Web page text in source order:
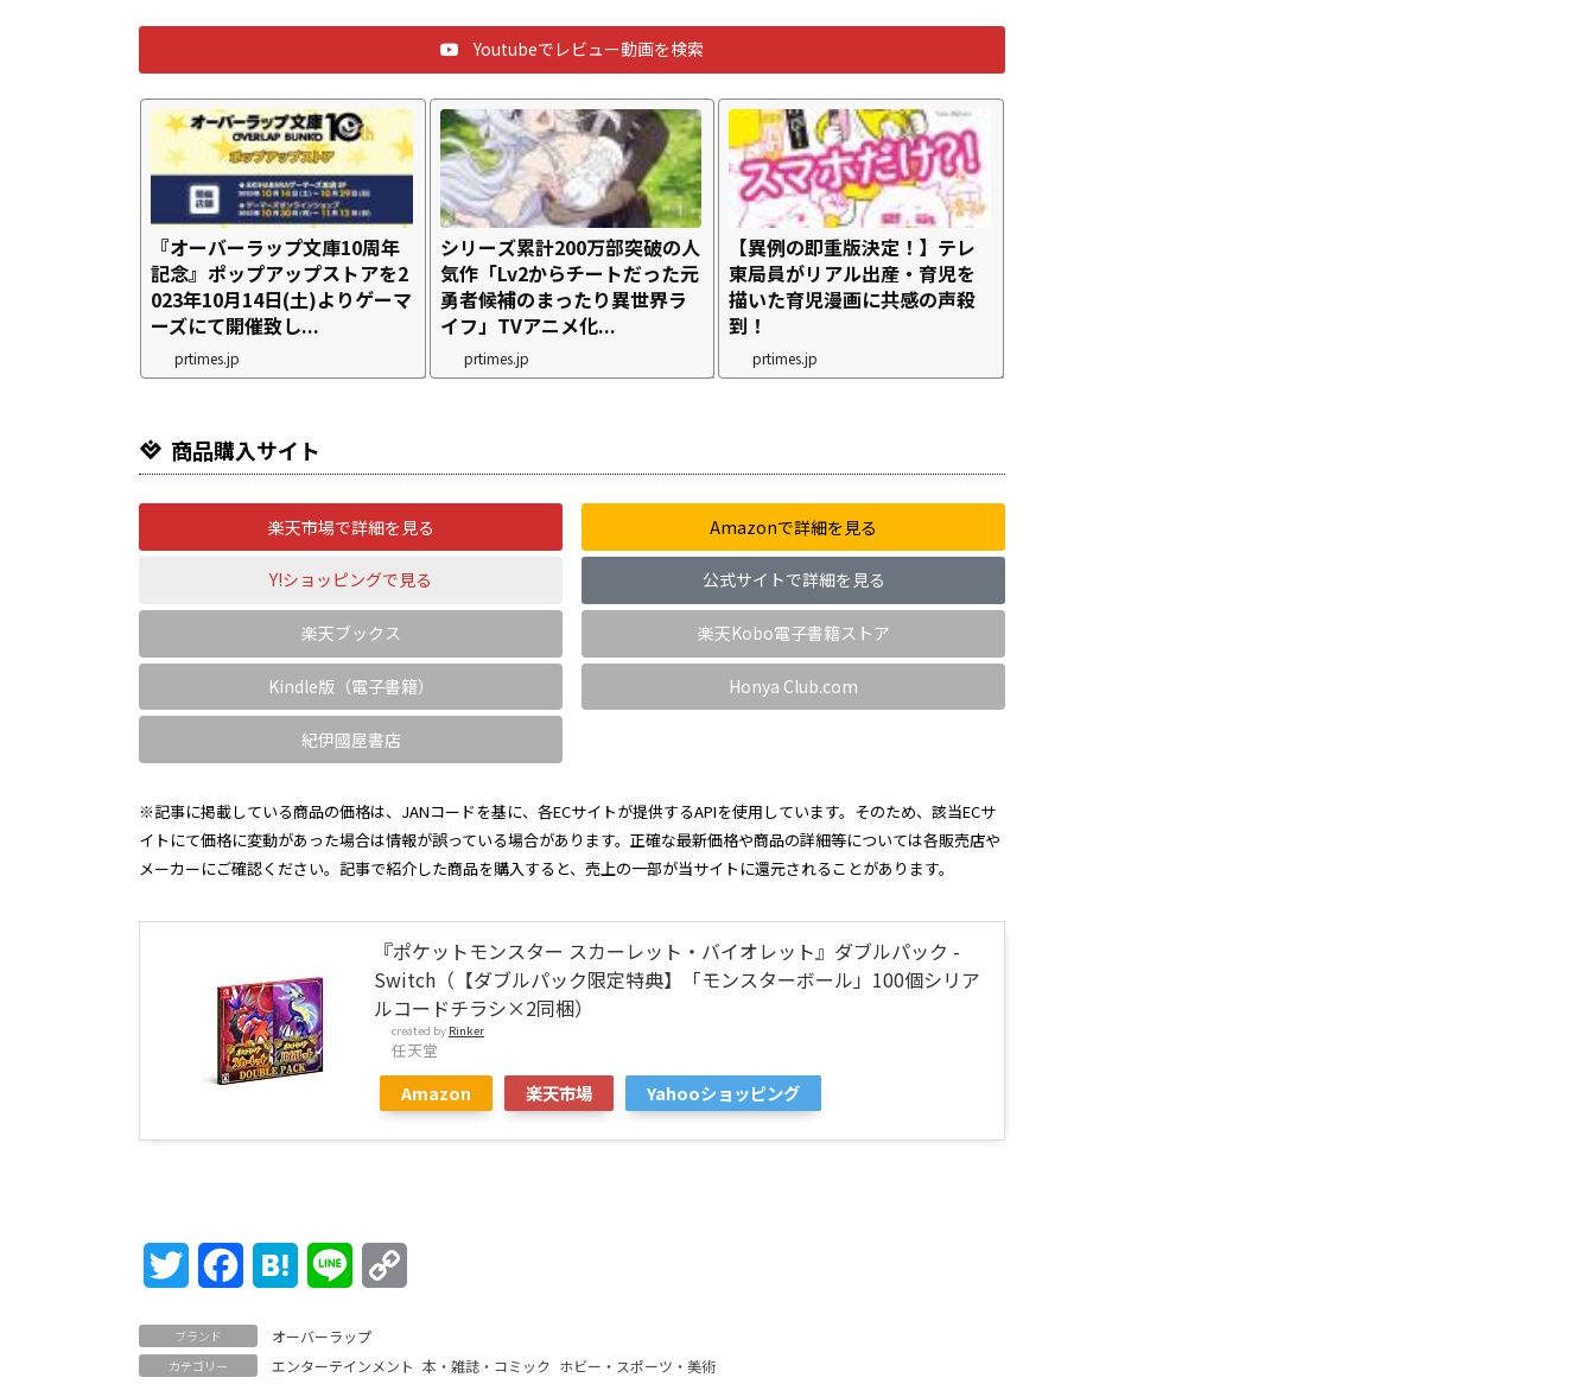
Youtubeでレビュー動画を検索
『オーバーラップ文庫10周年
記念』ポップアップストアを2
023年10月14日(土)よりゲーマ
ーズにて開催致し...
prtimes.jp
シリーズ累計200万部突破の人
気作「Lv2からチートだった元
勇者候補のまったり異世界ラ
イフ」TVアニメ化...
prtimes.jp
【異例の即重版決定！】テレ
東局員がリアル出産・育児を
描いた育児漫画に共感の声殺
到！
prtimes.jp
商品購入サイト
楽天市場で詳細を見る Amazonで詳細を見る
Y!ショッピングで見る 公式サイトで詳細を見る
楽天ブックス 楽天Kobo電子書籍ストア
Kindle版（電子書籍） Honya Club.com
紀伊國屋書店
※記事に掲載している商品の価格は、JANコードを基に、各ECサイトが提供するAPIを使用しています。そのため、該当ECサ
イトにて価格に変動があった場合は情報が誤っている場合があります。正確な最新価格や商品の詳細等については各販売店や
メーカーにご確認ください。記事で紹介した商品を購入すると、売上の一部が当サイトに還元されることがあります。
『ポケットモンスター スカーレット・バイオレット』ダブルパック -
Switch（【ダブルパック限定特典】「モンスターボール」100個シリア
ルコードチラシ×2同梱）
created by Rinker
任天堂
Amazon 楽天市場 Yahooショッピング
Twitter FacebookHatena Line
ブランド オーバーラップ
カテゴリー エンターテインメント 本・雑誌・コミック ホビー・スポーツ・美術